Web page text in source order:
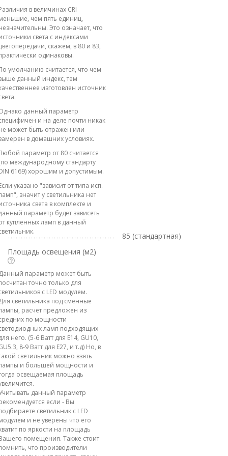
в величинах CRI
чем пять единиц,
Это означает, что
света с индексами
скажем, в 80 и 83,
одинаковы.
умолчанию считается, что чем
данный индекс, тем
изготовлен источник
данный параметр
и на деле почти никак
может быть отражен или
в домашних условиях.
параметр от 80 считается
международному стандарту
6169) хорошим и допустимым.
указано "зависит от типа исп.
значит у светильника нет
света в комплекте и
параметр будет зависеть
купленных ламп в данный
85 (стандартная)
Площадь освещения (м2)
параметр может быть
точно только для
с LED модулем.
светильника под сменные
расчет предложен из
по мощности
ламп подходящих
него. (5-6 Ватт для E14, GU10,
8-9 Ватт для E27, и т.д) Но, в
светильник можно взять
и большей мощности и
освещаемая площадь
данный параметр
если - Вы
светильник с LED
и не уверены что его
по яркости на площадь
помещения. Также стоит
что производители